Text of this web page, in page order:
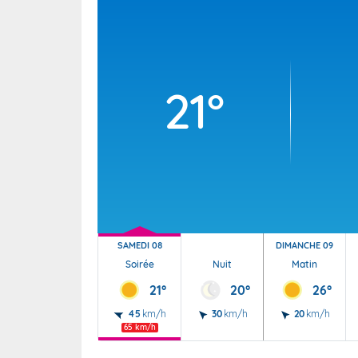
21°
SAMEDI 08
Soirée
21°
45 km/h
65 km/h
Nuit
20°
30 km/h
DIMANCHE 09
Matin
26°
20 km/h